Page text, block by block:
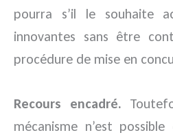
pourra s’il le souhaite
innovantes sans être
procédure de mise en
Recours encadré.
mécanisme n’est possible